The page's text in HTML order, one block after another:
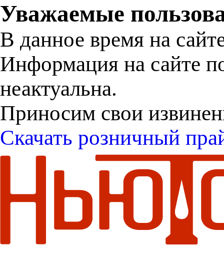
Уважаемые
В данное время на
Информация на сайте
неактуальна.
Приносим свои
Скачать розничный